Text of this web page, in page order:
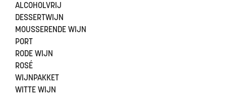
ALCOHOLVRIJ
DESSERTWIJN
MOUSSERENDE WIJN
PORT
RODE WIJN
ROSÉ
WIJNPAKKET
WITTE WIJN